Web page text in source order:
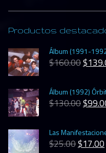
Productos
Álbum (1991-
$160.00$
Álbum (1992)
$130.00$
Las
$25.00$17.00